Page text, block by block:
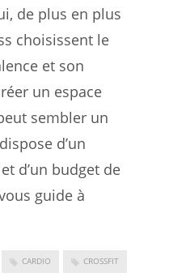
de plus en plus
choisissent le
et son
un espace
sembler un
d’un
d’un budget de
guide à
CARDIO CROSSFIT